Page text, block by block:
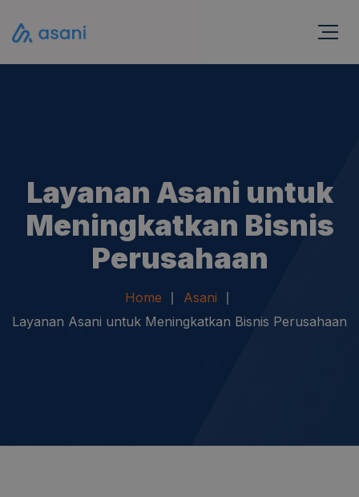
Layanan Asani untuk
Meningkatkan Bisnis
Perusahaan
Home
Asani
Layanan Asani untuk Meningkatkan Bisnis Perusahaan